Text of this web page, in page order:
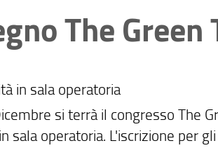
The
in sala operatoria
si terrà il congresso The
sala operatoria. L'iscrizione per